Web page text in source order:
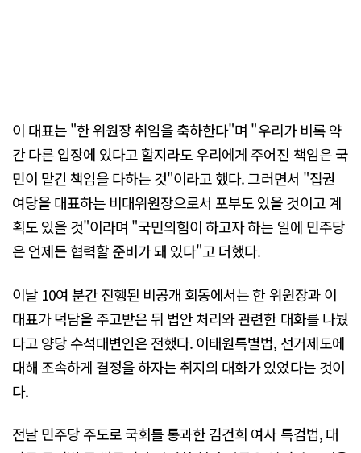
이 대표는 "한 위원장 취임을 축하한다"며 "우리가 비록 약
간 다른 입장에 있다고 할지라도 우리에게 주어진 책임은 국
민이 맡긴 책임을 다하는 것"이라고 했다. 그러면서 "집권
여당을 대표하는 비대위원장으로서 포부도 있을 것이고 계
획도 있을 것"이라며 "국민의힘이 하고자 하는 일에 민주당
은 언제든 협력할 준비가 돼 있다"고 더했다.
이날 10여 분간 진행된 비공개 회동에서는 한 위원장과 이
대표가 덕담을 주고받은 뒤 법안 처리와 관련한 대화를 나눴
다고 양당 수석대변인은 전했다. 이태원특별법, 선거제도에
대해 조속하게 결정을 하자는 취지의 대화가 있었다는 것이
다.
전날 민주당 주도로 국회를 통과한 김건희 여사 특검법, 대